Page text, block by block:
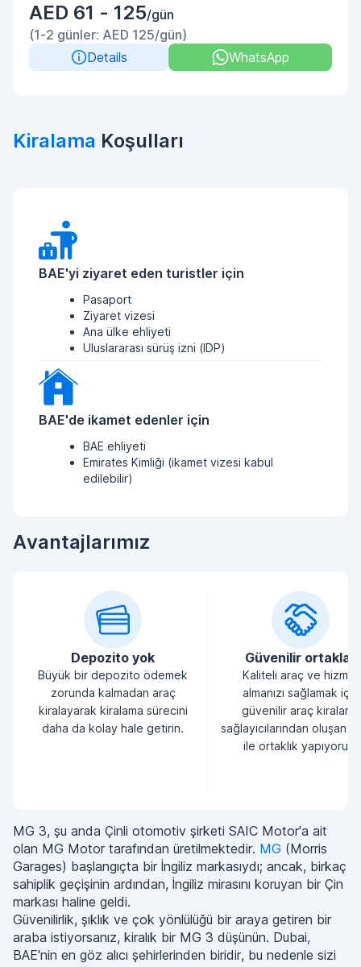
AED 61 - 125/gün
(1-2 günler: AED 125/gün)
Details
WhatsApp
Kiralama Koşulları
BAE'yi ziyaret eden turistler için
Pasaport
Ziyaret vizesi
Ana ülke ehliyeti
Uluslararası sürüş izni (IDP)
BAE'de ikamet edenler için
BAE ehliyeti
Emirates Kimliği (ikamet vizesi kabul
edilebilir)
Avantajlarımız
Depozito yok
Büyük bir depozito ödemek
zorunda kalmadan araç
kiralayarak kiralama sürecini
daha da kolay hale getirin.
Güvenilir ortaklar
Kaliteli araç ve hizmet
almanızı sağlamak için
güvenilir araç kiralama
sağlayıcılarından oluşan
ile ortaklık yapıyoruz.
MG 3, şu anda Çinli otomotiv şirketi SAIC Motor'a ait
olan MG Motor tarafından üretilmektedir. MG (Morris
Garages) başlangıçta bir İngiliz markasıydı; ancak, birkaç
sahiplik geçişinin ardından, İngiliz mirasını koruyan bir Çin
markası haline geldi.
Güvenilirlik, şıklık ve çok yönlülüğü bir araya getiren bir
araba istiyorsanız, kiralık bir MG 3 düşünün. Dubai,
BAE'nin en göz alıcı şehirlerinden biridir, bu nedenle sizi